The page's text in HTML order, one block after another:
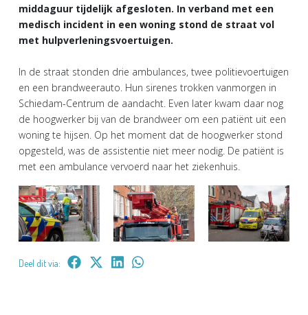
middaguur tijdelijk afgesloten. In verband met een
medisch incident in een woning stond de straat vol
met hulpverleningsvoertuigen.
In de straat stonden drie ambulances, twee politievoertuigen
en een brandweerauto. Hun sirenes trokken vanmorgen in
Schiedam-Centrum de aandacht. Even later kwam daar nog
de hoogwerker bij van de brandweer om een patiënt uit een
woning te hijsen. Op het moment dat de hoogwerker stond
opgesteld, was de assistentie niet meer nodig. De patiënt is
met een ambulance vervoerd naar het ziekenhuis.
Deel dit via: